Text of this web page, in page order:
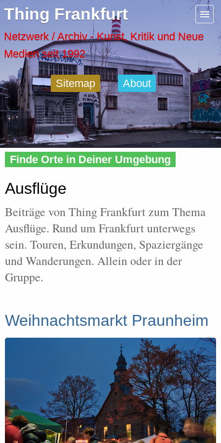
Thing Frankfurt
Netzwerk / Archiv - Kunst, Kritik und Neue
Medien seit 1992
Sitemap About
Home »Tags» Ausflug
Finde Orte in Deiner Umgebung
Ausflüge
Beiträge von Thing Frankfurt zum Thema
Ausflüge. Rund um Frankfurt unterwegs
sein. Touren, Erkundungen, Spaziergänge
und Wanderungen. Allein oder in der
Gruppe.
Weihnachtsmarkt Praunheim
Menu
Artspaces
Cool Places
Frankfurt Diary
Activity
Recent Posts